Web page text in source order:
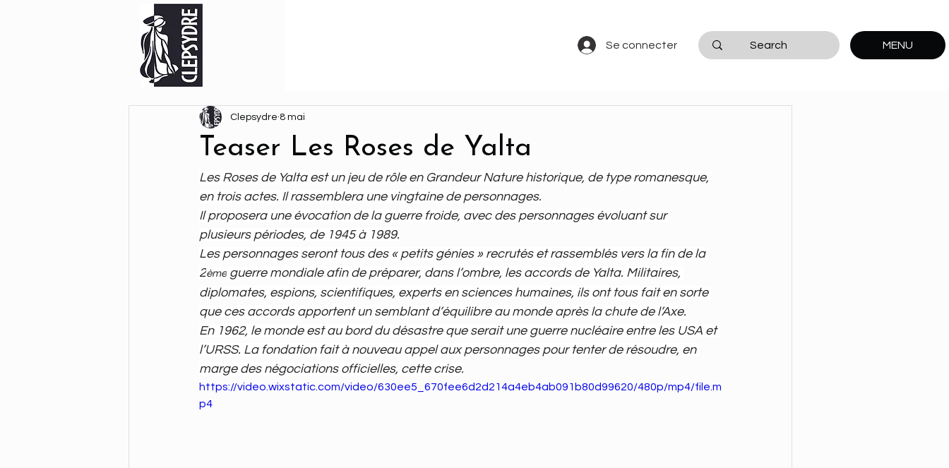
Se connecter MENU
Teaser Les Roses de Yalta
Clepsydre 8 mai
Les Roses de Yalta est un jeu de rôle en Grandeur Nature historique, de type romanesque,
en trois actes. Il rassemblera une vingtaine de personnages.
Il proposera une évocation de la guerre froide, avec des personnages évoluant sur
plusieurs périodes, de 1945 à 1989.
Les personnages seront tous des « petits génies » recrutés et rassemblés vers la fin de la
2ème guerre mondiale afin de préparer, dans l’ombre, les accords de Yalta. Militaires,
diplomates, espions, scientifiques, experts en sciences humaines, ils ont tous fait en sorte
que ces accords apportent un semblant d’équilibre au monde après la chute de l’Axe.
En 1962, le monde est au bord du désastre que serait une guerre nucléaire entre les USA et
l’URSS. La fondation fait à nouveau appel aux personnages pour tenter de résoudre, en
marge des négociations officielles, cette crise.
https://video.wixstatic.com/video/630ee5_670fee6d2d214a4eb4ab091b80d99620/480p/mp4/file.m
p4